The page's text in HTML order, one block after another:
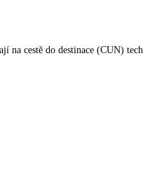
na cestě do destinace (CUN)